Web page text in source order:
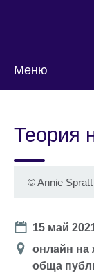
Меню
Теория
©Annie Spratt
Date
15 май
Location
онлайн на
обща